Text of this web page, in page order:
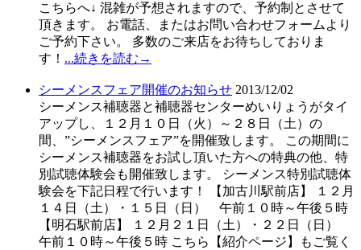
こちらへ↓ 混雑が予想されますので、予約制とさせて
頂きます。 お電話、またはお問い合わせフォームより
ご予約下さい。 多数のご来店をお待ちしておりま
す！ ...続きを読む→
シーメンスフェア開催のお知らせ 2013/12/02
シーメンス補聴器と補聴器センターめいりょうがタイ
アップし、１２月１０日（火）～２８日（土）の
間、”シーメンスフェア”を開催致します。 この期間に
シーメンス補聴器をお試し頂いた方への特典の他、特
別試聴体験会も開催致します。 シーメンス特別試聴体
験会を下記日程で行います！ 【加古川駅前店】 １２月
１４日（土）・１５日（日） 午前１０時～午後５時
【明石駅前店】 １２月２１日（土）・２２日（日）
午前１０時～午後５時 こちら【紹介ページ】もご覧く